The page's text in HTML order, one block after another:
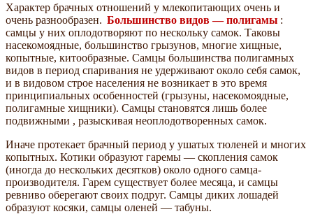
Характер брачных отношений у млекопитающих очень и
очень разнообразен. Большинство видов — полигамы :
самцы у них оплодотворяют по нескольку самок. Таковы
насекомоядные, большинство грызунов, многие хищные,
копытные, китообразные. Самцы большинства полигамных
видов в период спаривания не удерживают около себя самок,
и в видовом строе населения не возникает в это время
принципиальных особенностей (грызуны, насекомоядные,
полигамные хищники). Самцы становятся лишь более
подвижными , разыскивая неоплодотворенных самок.
Иначе протекает брачный период у ушатых тюленей и многих
копытных. Котики образуют гаремы — скопления самок
(иногда до нескольких десятков) около одного самца-
производителя. Гарем существует более месяца, и самцы
ревниво оберегают своих подруг. Самцы диких лошадей
образуют косяки, самцы оленей — табуны.